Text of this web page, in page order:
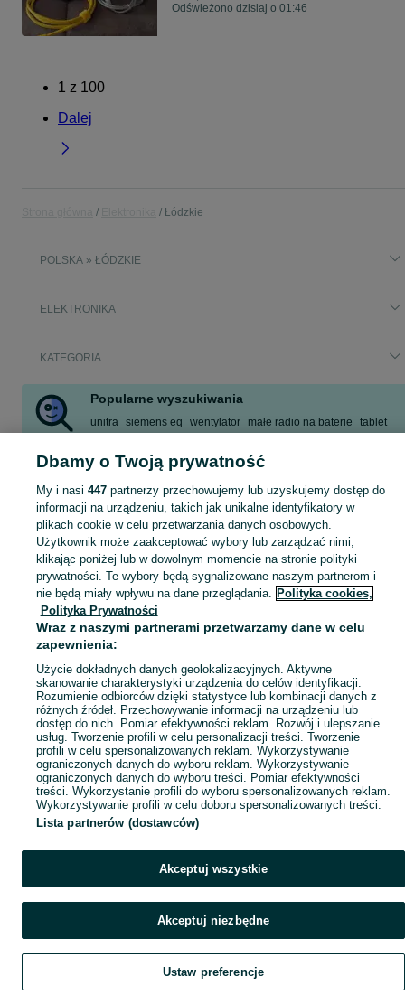
Odświeżono dzisiaj o 01:46
1 z 100
Dalej
Łódzkie
POLSKA » ŁÓDZKIE
ELEKTRONIKA
KATEGORIA
Popularne wyszukiwania
unitra siemens eq wentylator małe radio na baterie
tablet
Zobacz Więcej
Sprzedaż elektroniki Łódzkie ▶️ szeroki wybór modeli i marek ✅ Nowe i używane oferty w atrakcyjnych cenach ☝ Sprawdź ogłoszenia online na OLX.pl!
Mapa kategorii
Mapa miejscowości
Mapa ministron
Popularne wyszukiwania
Szukaj Obserwujesz Dodaj
Dbamy o Twoją prywatność
My i nasi 447partnerzy przechowujemy lub uzyskujemy dostęp do
informacji na urządzeniu, takich jak unikalne identyfikatory w
plikach cookie w celu przetwarzania danych osobowych.
Użytkownik może zaakceptować wybory lub zarządzać nimi,
klikając poniżej lub w dowolnym momencie na stronie polityki
prywatności. Te wybory będą sygnalizowane naszym partnerom i
nie będą miały wpływu na dane przeglądania. Polityka cookies,
Polityka Prywatności
Wraz z naszymi partnerami przetwarzamy dane w celu
zapewnienia:
Użycie dokładnych danych geolokalizacyjnych. Aktywne
skanowanie charakterystyki urządzenia do celów identyfikacji.
Rozumienie odbiorców dzięki statystyce lub kombinacji danych z
różnych źródeł. Przechowywanie informacji na urządzeniu lub
dostęp do nich. Pomiar efektywności reklam. Rozwój i ulepszanie
usług. Tworzenie profili w celu personalizacji treści. Tworzenie
profili w celu spersonalizowanych reklam. Wykorzystywanie
ograniczonych danych do wyboru reklam. Wykorzystywanie
ograniczonych danych do wyboru treści. Pomiar efektywności
treści. Wykorzystanie profili do wyboru spersonalizowanych reklam.
Wykorzystywanie profili w celu doboru spersonalizowanych treści.
Lista partnerów (dostawców)
Akceptuj wszystkie
Akceptuj niezbędne
Ustaw preferencje